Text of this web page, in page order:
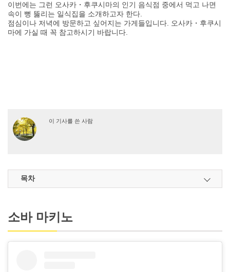
이번에는 그런 오사카・후쿠시마의 인기 음식점 중에서 먹고 나면
속이 뻥 뚫리는 일식집을 소개하고자 한다.
점심이나 저녁에 방문하고 싶어지는 가게들입니다. 오사카・후쿠시
마에 가실 때 꼭 참고하시기 바랍니다.
이 기사를 쓴 사람
목차
소바 마키노